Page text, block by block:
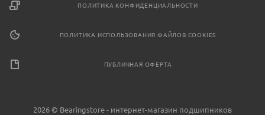
ПОЛИТИКА КОНФИДЕНЦИАЛЬНОСТИ
ПОЛИТИКА ИСПОЛЬЗОВАНИЯ ФАЙЛОВ COOKIES
ПУБЛИЧНАЯ ОФЕРТА
2026 © Bearingstore - интернет-магазин подшипников